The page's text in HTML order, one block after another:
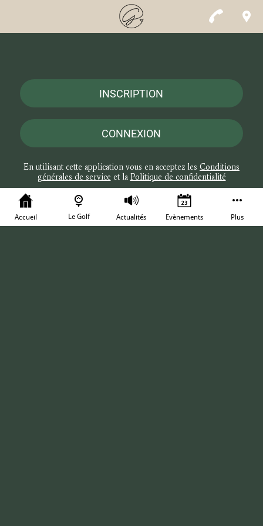
INSCRIPTION
CONNEXION
En utilisant cette application vous en acceptez les Conditions
générales de service et la Politique de confidentialité
Accueil Le Golf Actualités Evènements Plus